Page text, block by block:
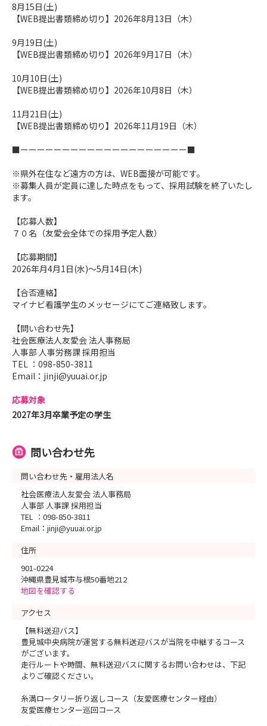
8月15日(土)
【WEB提出書類締め切り】2026年8月13日（木）
9月19日(土)
【WEB提出書類締め切り】2026年9月17日（木）
10月10日(土)
【WEB提出書類締め切り】2026年10月8日（木）
11月21日(土)
【WEB提出書類締め切り】2026年11月19日（木）
■ーーーーーーーーーーーーーーーーーーーー■
※県外在住など遠方の方は、WEB面接が可能です。
※募集人員が定員に達した時点をもって、採用試験を終了いたし
ます。
【応募人数】
７０名（友愛会全体での採用予定人数）
【応募期間】
2026年月4月1日(水)～5月14日(木)
【合否連絡】
マイナビ看護学生のメッセージにてご連絡致します。
【問い合わせ先】
社会医療法人友愛会 法人事務局
人事部 人事労務課 採用担当
TEL ：098-850-3811
Email：jinji@yuuai.or.jp
応募対象
2027年3月卒業予定の学生
問い合わせ先
問い合わせ先・雇用法人名
社会医療法人友愛会 法人事務局
人事部 人事課 採用担当
TEL ：098-850-3811
Email：jinji@yuuai.or.jp
住所
901-0224
沖縄県豊見城市与根50番地212
地図を確認する
アクセス
【無料送迎バス】
豊見城中央病院が運営する無料送迎バスが当院を中継するコース
がございます。
走行ルートや時間、無料送迎バスに関するお問い合わせは、下記
よりご確認ください。
糸満ロータリー折り返しコース（友愛医療センター経由）
友愛医療センター巡回コース